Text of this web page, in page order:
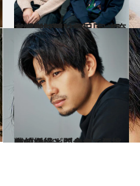
2020.8.22
【特別公開】吉沢 亮×柄本 佑 仲良し対談「リア充な学生に憧れる」
カルチャー
2020.9.25
森崎ウィンが全力で狂った『妖怪人間ベラ』の挑戦的な役どころ
カルチャー